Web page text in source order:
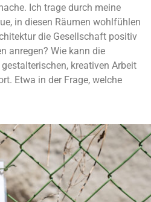
Ich trage durch meine
in diesen Räumen wohlfühlen
die Gesellschaft positiv
anregen? Wie kann die
kreativen Arbeit
Etwa in der Frage, welche